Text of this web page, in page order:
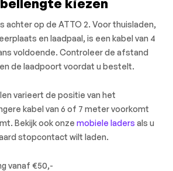
achter op de ATTO 2. Voor thuisladen,
en laadpaal, is een kabel van 4
voldoende. Controleer de afstand
de laadpoort voordat u bestelt.
varieert de positie van het
kabel van 6 of 7 meter voorkomt
Bekijk ook onze mobiele laders als u
stopcontact wilt laden.
vanaf €50,-